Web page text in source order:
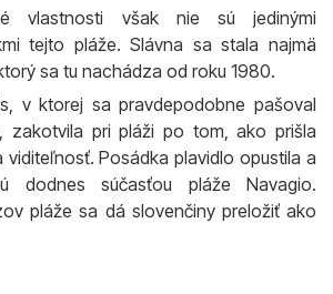
vlastnosti však nie sú jedinými
tejto pláže. Slávna sa stala najmä
sa tu nachádza od roku 1980.
v ktorej sa pravdepodobne pašoval
zakotvila pri pláži po tom, ako prišla
viditeľnosť. Posádka plavidlo opustila a
dodnes súčasťou pláže Navagio.
pláže sa dá slovenčiny preložiť ako